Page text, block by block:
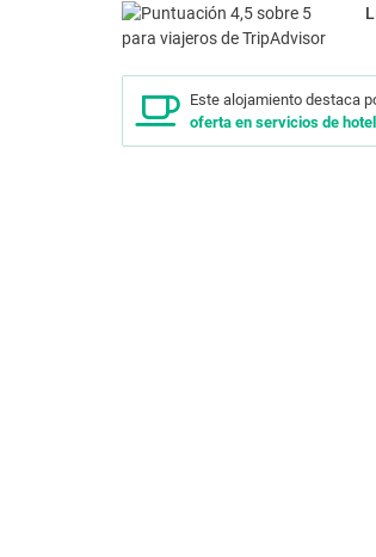
Este alojamiento destaca
oferta en servicios de hotel